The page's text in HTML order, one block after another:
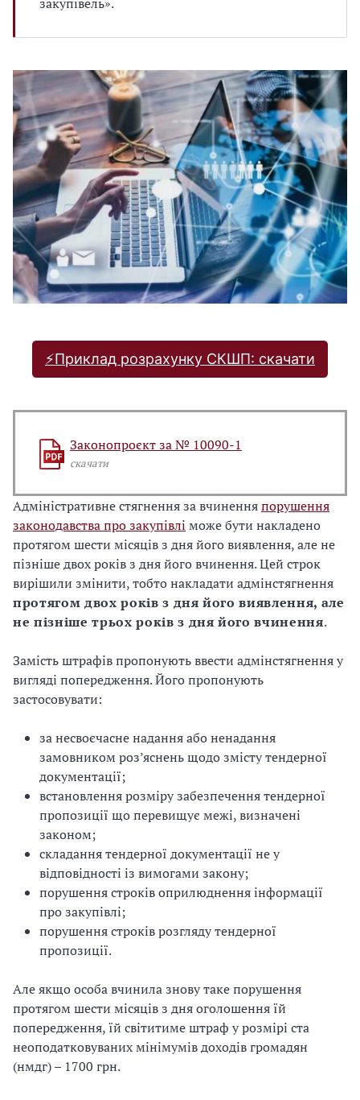
⚡️Приклад розрахунку СКШП: скачати
Законопроєкт за № 10090-1
скачати
Адміністративне стягнення за вчиненняпорушення
законодавства про закупівлі може бути накладено
протягом шести місяців з дня його виявлення, але не
пізніше двох років з дня його вчинення. Цей строк
вирішили змінити, тобто накладати адмінстягнення
протягом двох років з дня його виявлення, але
не пізніше трьох років з дня його вчинення.
Замість штрафів пропонують ввести адмінстягнення у
вигляді попередження. Його пропонують
застосовувати:
за несвоєчасне надання або ненадання
замовником роз’яснень щодо змісту тендерної
документації;
встановлення розміру забезпечення тендерної
пропозиції що перевищує межі, визначені
законом;
складання тендерної документації не у
відповідності із вимогами закону;
порушення строків оприлюднення інформації
про закупівлі;
порушення строків розгляду тендерної
пропозиції.
Але якщо особа вчинила знову таке порушення
протягом шести місяців з дня оголошення їй
попередження, їй світитиме штраф у розмірі ста
неоподатковуваних мінімумів доходів громадян
(нмдг) – 1700 грн.